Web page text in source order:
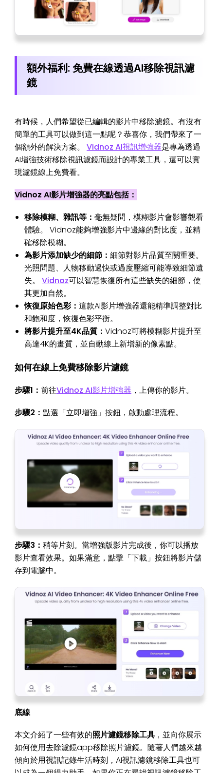
額外福利: 免費在線透過AI移除視訊濾
鏡
有時候，人們希望從已編輯的影片中移除濾鏡。有沒有
簡單的工具可以做到這一點呢？恭喜你，我們帶來了一
個額外的解決方案。 Vidnoz AI視訊增強器是專為透過
AI增強技術移除視訊濾鏡而設計的專業工具，還可以實
現濾鏡線上免費看。
Vidnoz AI影片增強器的亮點包括：
移除模糊、雜訊等： 毫無疑問，模糊影片會影響觀看
體驗。 Vidnoz能夠增強影片中邊緣的對比度，並精
確移除模糊。
為影片添加缺少的細節： 細節對影片品質至關重要。
光照問題、人物移動過快或過度壓縮可能導致細節遺
失。 Vidnoz可以智慧恢復所有這些缺失的細節，使
其更加自然。
恢復原始色彩： 這款AI影片增強器還能精準調整對比
和飽和度，恢復色彩平衡。
將影片提升至4K品質： Vidnoz可將模糊影片提升至
高達4K的畫質，並自動線上新增新的像素點。
如何在線上免費移除影片濾鏡
步驟1： 前往Vidnoz AI影片增強器 ，上傳你的影片。
步驟2： 點選「立即增強」按鈕，啟動處理流程。
步驟3： 稍等片刻。當增強版影片完成後，你可以播放
影片查看效果。如果滿意，點擊「下載」按鈕將影片儲
存到電腦中。
底線
本文介紹了一些有效的照片濾鏡移除工具 ，並向你展示
如何使用去除濾鏡app移除照片濾鏡。隨著人們越來越
傾向於用視訊記錄生活時刻，AI視訊濾鏡移除工具也可